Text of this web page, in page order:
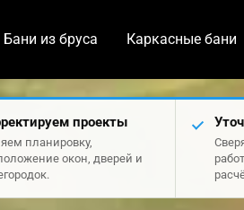
Бани из бруса Каркасные бани
проекты
планировку,
окон, дверей и